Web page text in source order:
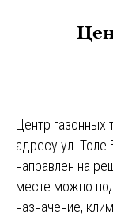
Центр газонных
адресу ул. Толе
направлен на
месте можно
назначение,